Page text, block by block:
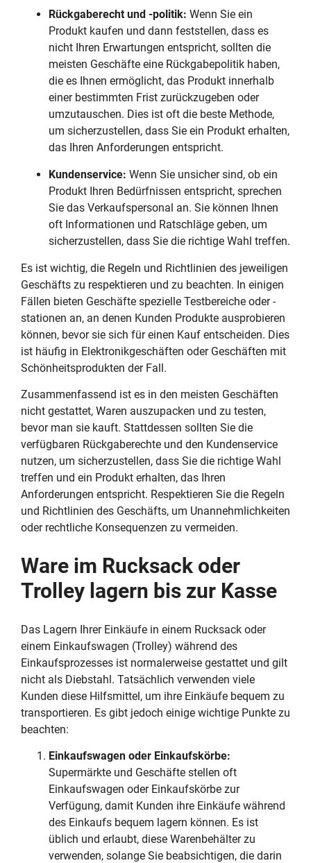
Rückgaberecht und -politik: Wenn Sie ein
Produkt kaufen und dann feststellen, dass es
nicht Ihren Erwartungen entspricht, sollten die
meisten Geschäfte eine Rückgabepolitik haben,
die es Ihnen ermöglicht, das Produkt innerhalb
einer bestimmten Frist zurückzugeben oder
umzutauschen. Dies ist oft die beste Methode,
um sicherzustellen, dass Sie ein Produkt erhalten,
das Ihren Anforderungen entspricht.
Kundenservice: Wenn Sie unsicher sind, ob ein
Produkt Ihren Bedürfnissen entspricht, sprechen
Sie das Verkaufspersonal an. Sie können Ihnen
oft Informationen und Ratschläge geben, um
sicherzustellen, dass Sie die richtige Wahl treffen.
Es ist wichtig, die Regeln und Richtlinien des jeweiligen
Geschäfts zu respektieren und zu beachten. In einigen
Fällen bieten Geschäfte spezielle Testbereiche oder -
stationen an, an denen Kunden Produkte ausprobieren
können, bevor sie sich für einen Kauf entscheiden. Dies
ist häufig in Elektronikgeschäften oder Geschäften mit
Schönheitsprodukten der Fall.
Zusammenfassend ist es in den meisten Geschäften
nicht gestattet, Waren auszupacken und zu testen,
bevor man sie kauft. Stattdessen sollten Sie die
verfügbaren Rückgaberechte und den Kundenservice
nutzen, um sicherzustellen, dass Sie die richtige Wahl
treffen und ein Produkt erhalten, das Ihren
Anforderungen entspricht. Respektieren Sie die Regeln
und Richtlinien des Geschäfts, um Unannehmlichkeiten
oder rechtliche Konsequenzen zu vermeiden.
Ware im Rucksack oder
Trolley lagern bis zur Kasse
Das Lagern Ihrer Einkäufe in einem Rucksack oder
einem Einkaufswagen (Trolley) während des
Einkaufsprozesses ist normalerweise gestattet und gilt
nicht als Diebstahl. Tatsächlich verwenden viele
Kunden diese Hilfsmittel, um ihre Einkäufe bequem zu
transportieren. Es gibt jedoch einige wichtige Punkte zu
beachten:
Einkaufswagen oder Einkaufskörbe:
Supermärkte und Geschäfte stellen oft
Einkaufswagen oder Einkaufskörbe zur
Verfügung, damit Kunden ihre Einkäufe während
des Einkaufs bequem lagern können. Es ist
üblich und erlaubt, diese Warenbehälter zu
verwenden, solange Sie beabsichtigen, die darin